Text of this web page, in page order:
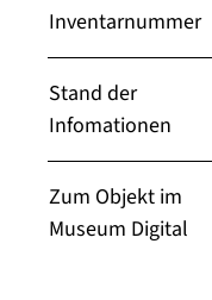
Inventarnummer
Stand der
Infomationen
Zum Objekt im
Museum Digital